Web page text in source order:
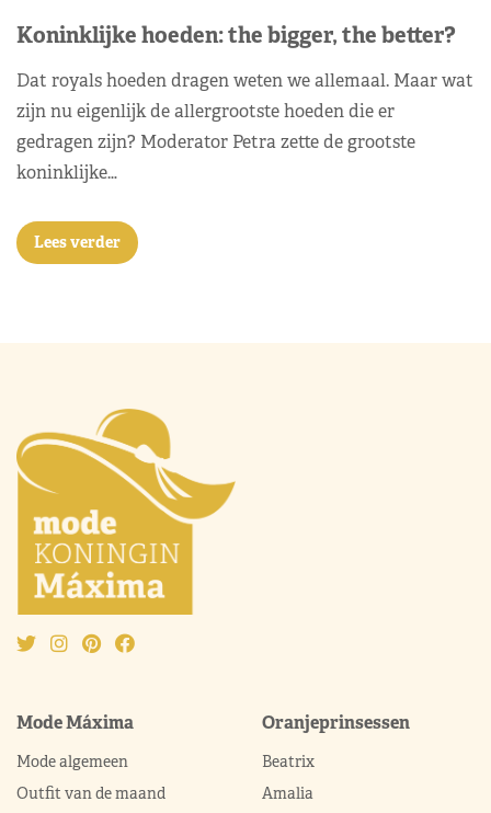
Koninklijke hoeden: the bigger, the better?
Dat royals hoeden dragen weten we allemaal. Maar wat
zijn nu eigenlijk de allergrootste hoeden die er
gedragen zijn? Moderator Petra zette de grootste
koninklijke…
Lees verder
Mode Máxima
Mode algemeen
Outfit van de maand
Oranjeprinsessen
Beatrix
Amalia